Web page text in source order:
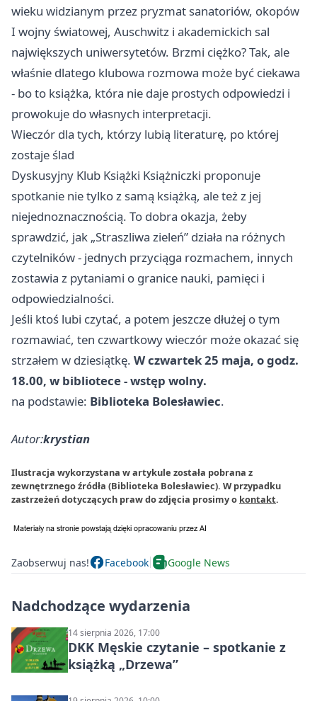
wieku widzianym przez pryzmat sanatoriów, okopów
I wojny światowej, Auschwitz i akademickich sal
największych uniwersytetów. Brzmi ciężko? Tak, ale
właśnie dlatego klubowa rozmowa może być ciekawa
- bo to książka, która nie daje prostych odpowiedzi i
prowokuje do własnych interpretacji.
Wieczór dla tych, którzy lubią literaturę, po której
zostaje ślad
Dyskusyjny Klub Książki Książniczki proponuje
spotkanie nie tylko z samą książką, ale też z jej
niejednoznacznością. To dobra okazja, żeby
sprawdzić, jak „Straszliwa zieleń” działa na różnych
czytelników - jednych przyciąga rozmachem, innych
zostawia z pytaniami o granice nauki, pamięci i
odpowiedzialności.
Jeśli ktoś lubi czytać, a potem jeszcze dłużej o tym
rozmawiać, ten czwartkowy wieczór może okazać się
strzałem w dziesiątkę. W czwartek 25 maja, o godz.
18.00, w bibliotece - wstęp wolny.
na podstawie: Biblioteka Bolesławiec.
Autor:krystian
Ilustracja wykorzystana w artykule została pobrana z
zewnętrznego źródła (Biblioteka Bolesławiec). W przypadku
zastrzeżeń dotyczących praw do zdjęcia prosimy o kontakt.
Zaobserwuj nas! Facebook Google News
Nadchodzące wydarzenia
14 sierpnia 2026, 17:00
DKK Męskie czytanie – spotkanie z
książką „Drzewa”